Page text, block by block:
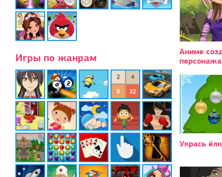
Игры по жанрам
Аниме
персонажа
Укрась